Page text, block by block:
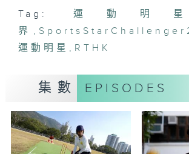
真功夫？
Tag:
運動明
界 ,
運動明星 , RTHK
集數 EPISODES